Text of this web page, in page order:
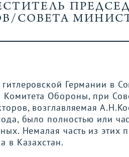
СОВЕТА
Германии в
Комитета Обороны, при
возглавляемая
было полностью или
Немалая часть из этих
в Казахстан.